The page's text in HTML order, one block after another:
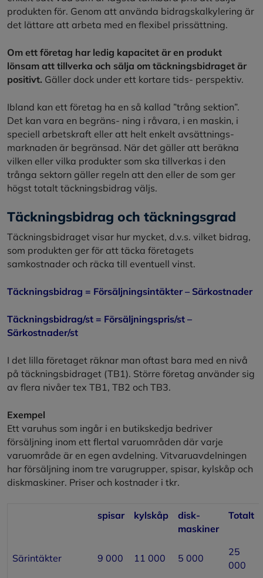
produkten för. Genom att använda bidragskalkylering är
det lättare att arbeta med en flexibel prissättning.
Om ett företag har ledig kapacitet är en produkt
lönsam att tillverka och sälja om täckningsbidraget är
positivt. Gäller dock under ett kortare tids- perspektiv.
Ibland kan ett företag ha en så kallad ”trång sektion”.
Det kan vara en begräns- ning i råvara, i en maskin, i
speciell arbetskraft eller att helt enkelt avsättnings-
marknaden är begränsad. När det gäller att beräkna
vilken eller vilka produkter som ska tillverkas i den
trånga sektorn gäller regeln att den eller de som ger
högst totalt täckningsbidrag väljs.
Täckningsbidrag och täckningsgrad
Täckningsbidraget visar hur mycket, d.v.s. vilket bidrag,
som produkten ger för att täcka företagets
samkostnader och räcka till eventuell vinst.
Täckningsbidrag = Försäljningsintäkter – Särkostnader
Täckningsbidrag/st = Försäljningspris/st –
Särkostnader/st
I det lilla företaget räknar man oftast bara med en nivå
på täckningsbidraget (TB1). Större företag använder sig
av flera nivåer tex TB1, TB2 och TB3.
Exempel
Ett varuhus som ingår i en butikskedja bedriver
försäljning inom ett flertal varuområden där varje
varuområde är en egen avdelning. Vitvaruavdelningen
har försäljning inom tre varugrupper, spisar, kylskåp och
diskmaskiner. Priser och kostnader i tkr.
spisar kylskåp
disk-
maskiner
Totalt
Särintäkter 9 000 11 000 5 000
25
000